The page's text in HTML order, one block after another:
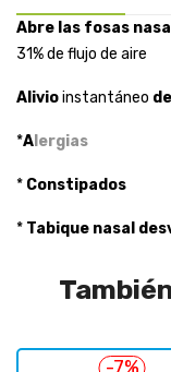
Abre las fosas
31% de flujo de aire
Alivioinstantáneo
*A lergias
* Constipados
* Tabique nasal